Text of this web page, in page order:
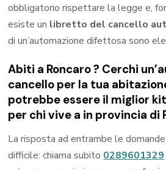
obbligatorio rispettare la legge e,
esiste un libretto del cancello
di un’automazione difettosa sono
Abiti a Roncaro? Cerchi
cancello per la tua
potrebbe essere il miglior
per chi vive a in provincia di
La risposta ad entrambe le
difficile: chiama subito 0289601329